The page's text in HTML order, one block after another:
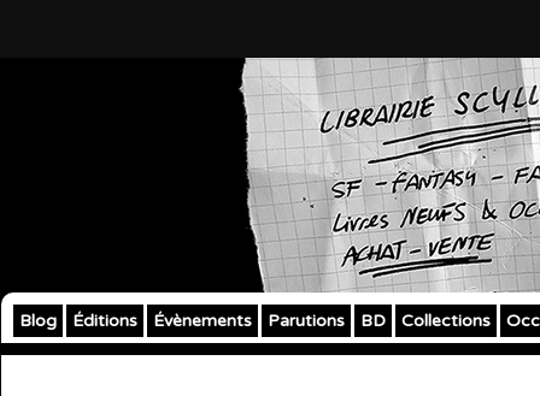
Blog Éditions Évènements Parutions BD Collections